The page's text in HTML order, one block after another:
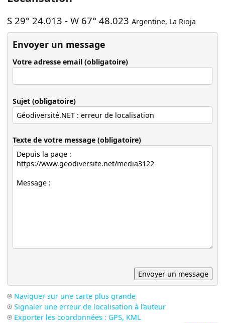
S 29° 24.013 -W 67° 48.023 Argentine, La Rioja
Envoyer un message
Votre adresse email (obligatoire)
Sujet (obligatoire)
Texte de votre message (obligatoire)
Naviguer sur une carte plus grande
Signaler une erreur de localisation à l’auteur
Exporter les coordonnées : GPS, KML